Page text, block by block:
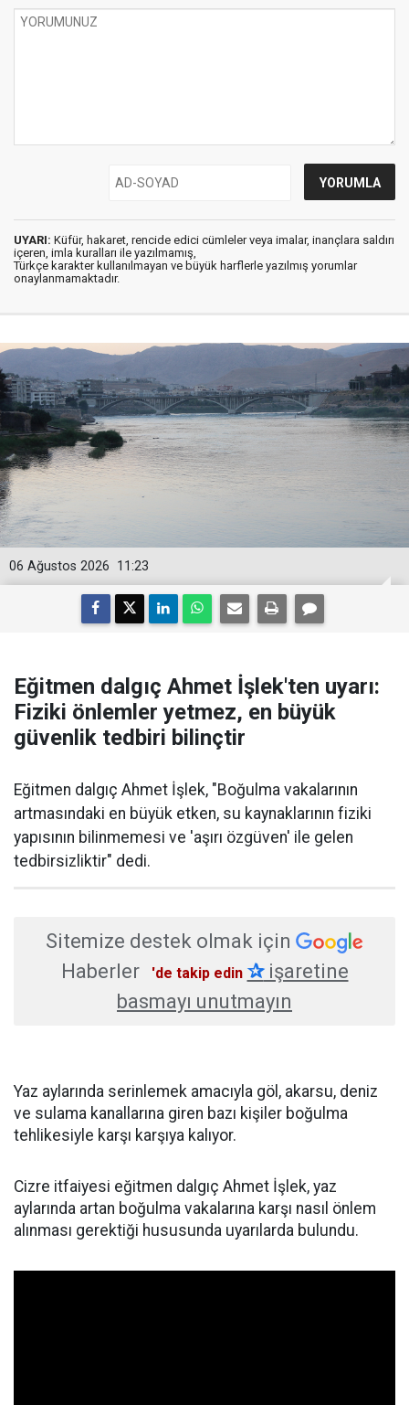
UYARI: Küfür, hakaret, rencide edici cümleler veya imalar, inançlara saldırı
içeren, imla kuralları ile yazılmamış,
Türkçe karakter kullanılmayan ve büyük harflerle yazılmış yorumlar
onaylanmamaktadır.
11:23
06 Ağustos 2026
Eğitmen dalgıç Ahmet İşlek'ten uyarı:
Fiziki önlemler yetmez, en büyük
güvenlik tedbiri bilinçtir
Eğitmen dalgıç Ahmet İşlek, "Boğulma vakalarının
artmasındaki en büyük etken, su kaynaklarının fiziki
yapısının bilinmemesi ve 'aşırı özgüven' ile gelen
tedbirsizliktir" dedi.
Sitemize destek olmak için
Haberler
'de takip edin ✰işaretine
basmayı unutmayın
Yaz aylarında serinlemek amacıyla göl, akarsu, deniz
ve sulama kanallarına giren bazı kişiler boğulma
tehlikesiyle karşı karşıya kalıyor.
Cizre itfaiyesi eğitmen dalgıç Ahmet İşlek, yaz
aylarında artan boğulma vakalarına karşı nasıl önlem
alınması gerektiği hususunda uyarılarda bulundu.